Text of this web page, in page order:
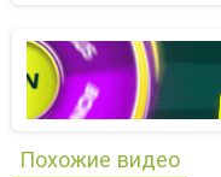
Похожие видео